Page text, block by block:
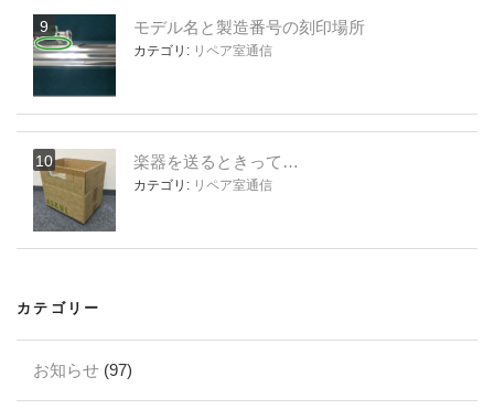
モデル名と製造番号の刻印場所
カテゴリ: リペア室通信
楽器を送るときって…
カテゴリ: リペア室通信
カテゴリー
お知らせ (97)